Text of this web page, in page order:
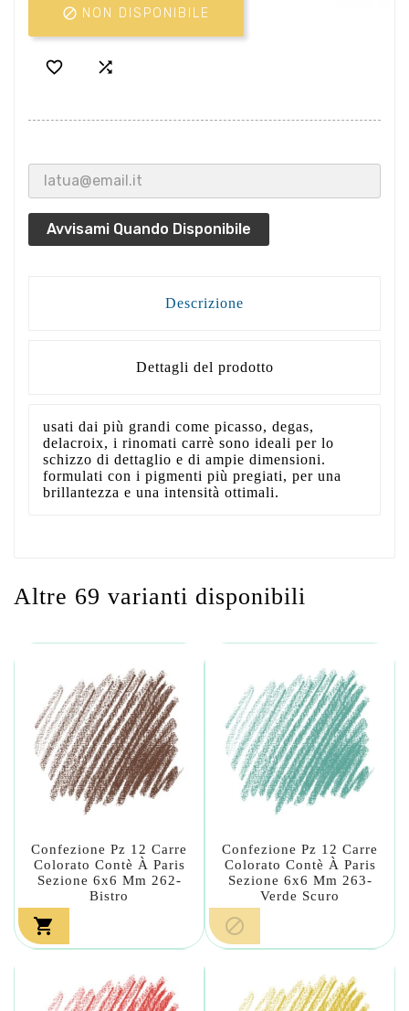
 NON DISPONIBILE
 
Avvisami Quando Disponibile
Descrizione
Dettagli del prodotto
usati dai più grandi come picasso, degas,
delacroix, i rinomati carrè sono ideali per lo
schizzo di dettaglio e di ampie dimensioni.
formulati con i pigmenti più pregiati, per una
brillantezza e una intensità ottimali.
Altre 69 varianti disponibili
Confezione Pz 12 Carre
Colorato Contè À Paris
Sezione 6x6 Mm 262-
Bistro

Confezione Pz 12 Carre
Colorato Contè À Paris
Sezione 6x6 Mm 263-
Verde Scuro
